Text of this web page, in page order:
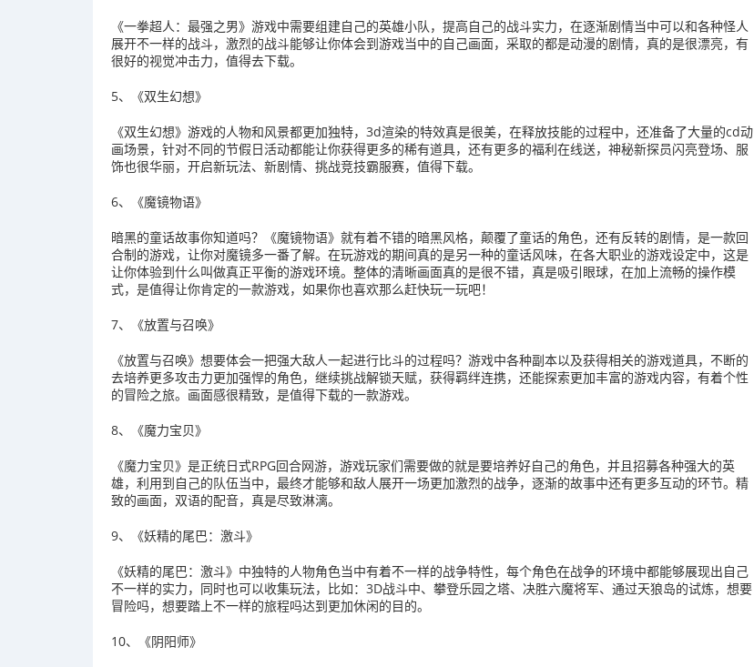
《一拳超人：最强之男》游戏中需要组建自己的英雄小队，提高自己的战斗实力，在逐渐剧情当中可以和各种怪人
展开不一样的战斗，激烈的战斗能够让你体会到游戏当中的自己画面，采取的都是动漫的剧情，真的是很漂亮，有
很好的视觉冲击力，值得去下载。
5、《双生幻想》
《双生幻想》游戏的人物和风景都更加独特，3d渲染的特效真是很美，在释放技能的过程中，还准备了大量的cd动
画场景，针对不同的节假日活动都能让你获得更多的稀有道具，还有更多的福利在线送，神秘新探员闪亮登场、服
饰也很华丽，开启新玩法、新剧情、挑战竞技霸服赛，值得下载。
6、《魔镜物语》
暗黑的童话故事你知道吗？《魔镜物语》就有着不错的暗黑风格，颠覆了童话的角色，还有反转的剧情，是一款回
合制的游戏，让你对魔镜多一番了解。在玩游戏的期间真的是另一种的童话风味，在各大职业的游戏设定中，这是
让你体验到什么叫做真正平衡的游戏环境。整体的清晰画面真的是很不错，真是吸引眼球，在加上流畅的操作模
式，是值得让你肯定的一款游戏，如果你也喜欢那么赶快玩一玩吧！
7、《放置与召唤》
《放置与召唤》想要体会一把强大敌人一起进行比斗的过程吗？游戏中各种副本以及获得相关的游戏道具，不断的
去培养更多攻击力更加强悍的角色，继续挑战解锁天赋，获得羁绊连携，还能探索更加丰富的游戏内容，有着个性
的冒险之旅。画面感很精致，是值得下载的一款游戏。
8、《魔力宝贝》
《魔力宝贝》是正统日式RPG回合网游，游戏玩家们需要做的就是要培养好自己的角色，并且招募各种强大的英
雄，利用到自己的队伍当中，最终才能够和敌人展开一场更加激烈的战争，逐渐的故事中还有更多互动的环节。精
致的画面，双语的配音，真是尽致淋漓。
9、《妖精的尾巴：激斗》
《妖精的尾巴：激斗》中独特的人物角色当中有着不一样的战争特性，每个角色在战争的环境中都能够展现出自己
不一样的实力，同时也可以收集玩法，比如：3D战斗中、攀登乐园之塔、决胜六魔将军、通过天狼岛的试炼，想要
冒险吗，想要踏上不一样的旅程吗达到更加休闲的目的。
10、《阴阳师》